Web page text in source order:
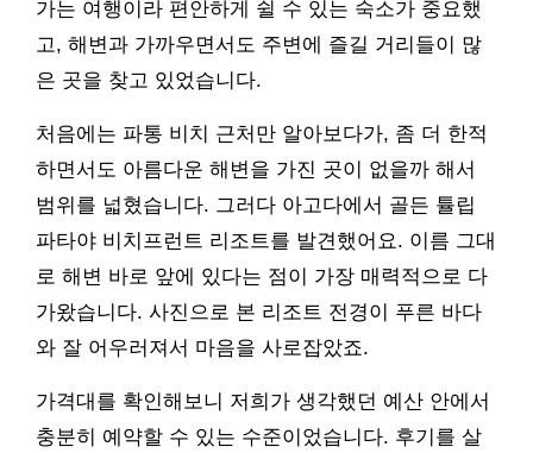
가는 여행이라 편안하게 쉴 수 있는 숙소가 중요했
고, 해변과 가까우면서도 주변에 즐길 거리들이 많
은 곳을 찾고 있었습니다.
처음에는 파통 비치 근처만 알아보다가, 좀 더 한적
하면서도 아름다운 해변을 가진 곳이 없을까 해서
범위를 넓혔습니다. 그러다 아고다에서 골든 튤립
파타야 비치프런트 리조트를 발견했어요. 이름 그대
로 해변 바로 앞에 있다는 점이 가장 매력적으로 다
가왔습니다. 사진으로 본 리조트 전경이 푸른 바다
와 잘 어우러져서 마음을 사로잡았죠.
가격대를 확인해보니 저희가 생각했던 예산 안에서
충분히 예약할 수 있는 수준이었습니다. 후기를 살